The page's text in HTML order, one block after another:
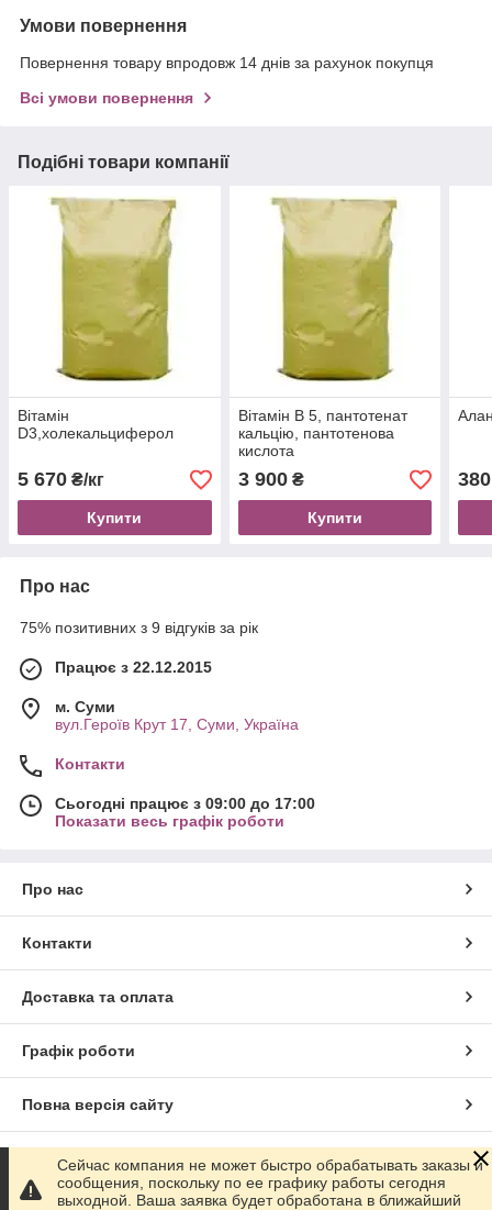
Умови повернення
Повернення товару впродовж 14 днів за рахунок покупця
Всі умови повернення
Подібні товари компанії
Вітамін
D3,холекальциферол
5 670 ₴/кг
Купити
Вітамін В 5, пантотенат
кальцію, пантотенова
кислота
3 900₴
Купити
380
Про нас
75% позитивних з 9 відгуків за рік
Працює з 22.12.2015
м. Суми
вул.Героїв Крут 17, Суми, Україна
Контакти
Сьогодні працює з 09:00 до 17:00
Показати весь графік роботи
Про нас
Контакти
Доставка та оплата
Графік роботи
Повна версія сайту
Сайт створено на маркетплейсі Prom.ua
Сейчас компания не может быстро обрабатывать заказы и
сообщения, поскольку по ее графику работы сегодня
выходной. Ваша заявка будет обработана в ближайший